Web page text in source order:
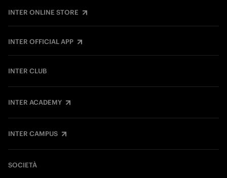
INTER ONLINE STORE
INTER OFFICIAL APP
INTER CLUB
INTER ACADEMY
INTER CAMPUS
SOCIETÀ